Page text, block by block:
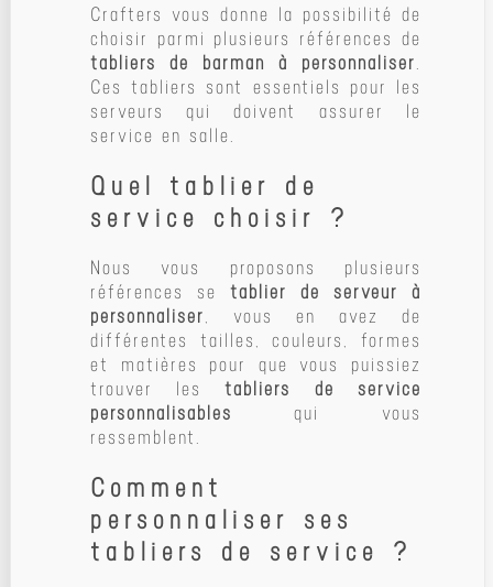
Crafters vous donne la possibilité de
choisir parmi plusieurs références de
tabliers de barman à personnaliser.
Ces tabliers sont essentiels pour les
serveurs qui doivent assurer le
service en salle.
Quel tablier de
service choisir ?
Nous vous proposons plusieurs
références se tablier de serveur à
personnaliser, vous en avez de
différentes tailles, couleurs, formes
et matières pour que vous puissiez
trouver lestabliers de service
personnalisables qui vous
ressemblent.
Comment
personnaliser ses
tabliers de service ?